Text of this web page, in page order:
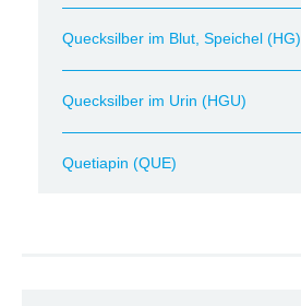
Quecksilber im Blut, Speichel (HG)
Quecksilber im Urin (HGU)
Quetiapin (QUE)